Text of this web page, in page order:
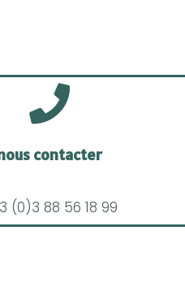
contacter
(0)3 88 56 18 99